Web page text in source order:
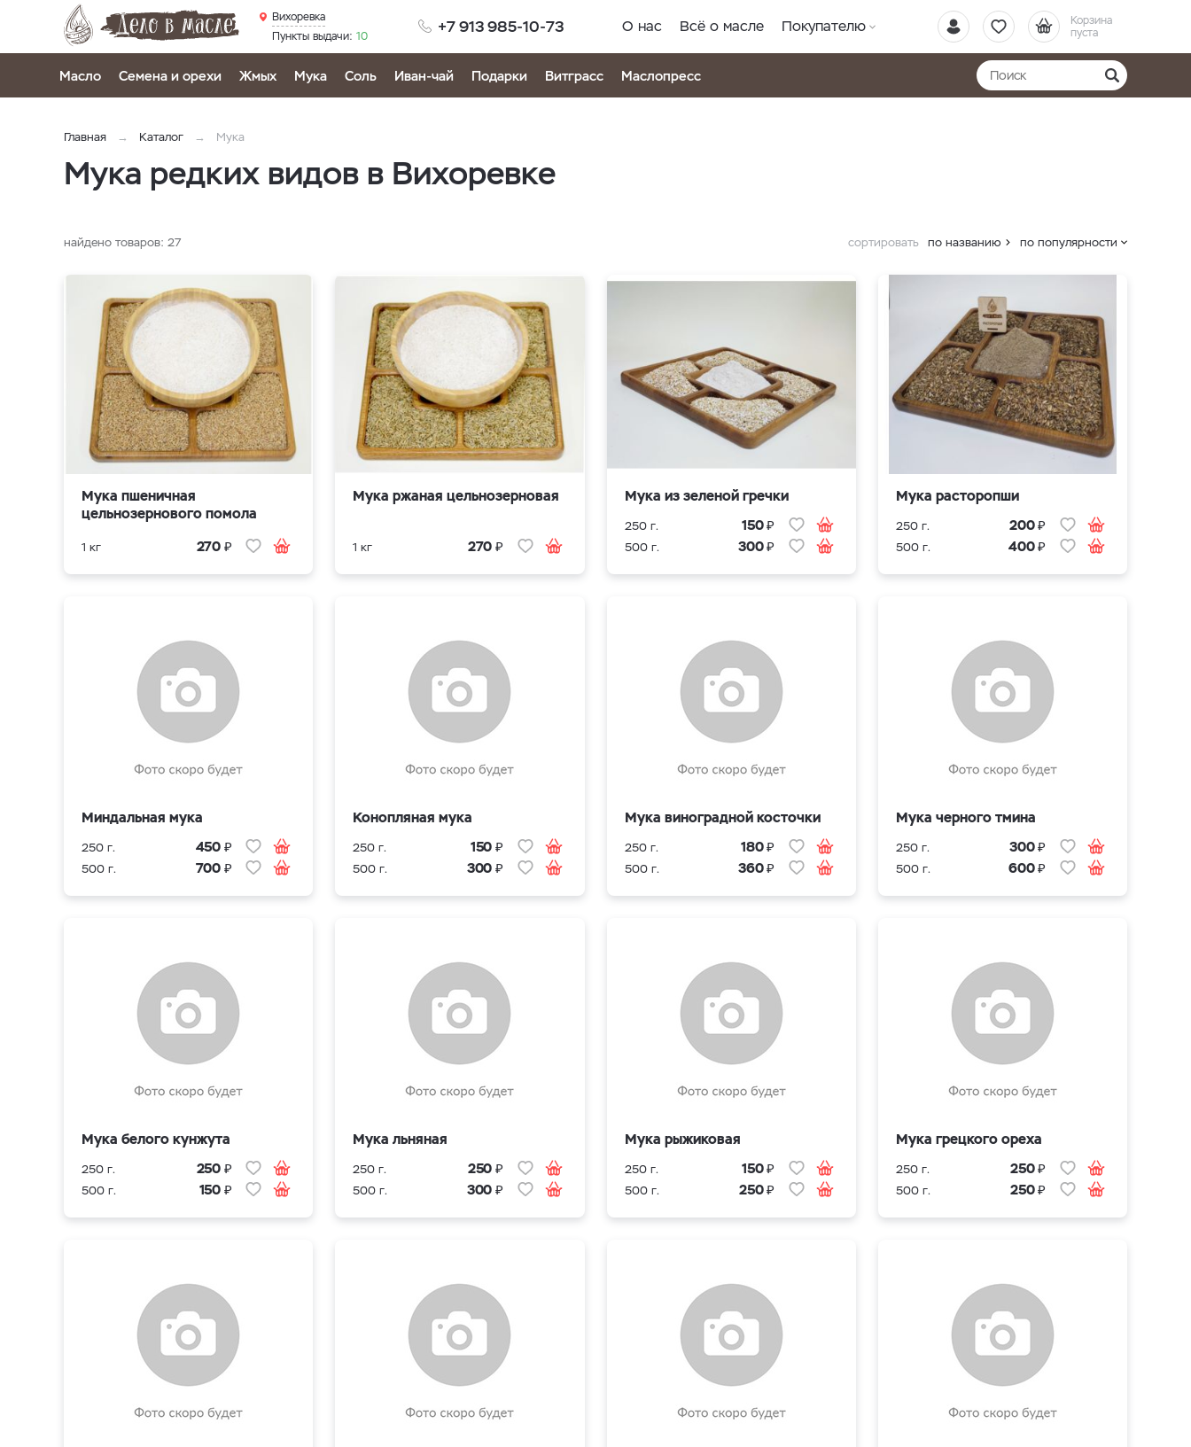
+7 913 985-10-73
Корзина
пуста
Вихоревка
Пункты выдачи: 10
О нас Всё о масле Покупателю
Масло Семена и орехи Жмых Мука Соль Иван-чай Подарки Витграсс Маслопресс
Главная Каталог Мука
Мука редких видов в Вихоревке
найдено товаров: 27 сортировать по названию по популярности
Мука пшеничная
цельнозернового помола
1 кг 270 ₽
Мука ржаная цельнозерновая
1 кг 270 ₽
Мука из зеленой гречки
250 г. 150₽
500 г. 300₽
Мука расторопши
250 г. 200₽
500 г. 400₽
Миндальная мука
250 г. 450 ₽
500 г. 700 ₽
Конопляная мука
250 г. 150 ₽
500 г. 300 ₽
Мука виноградной косточки
250 г. 180₽
500 г. 360₽
Мука черного тмина
250 г. 300₽
500 г. 600₽
Мука белого кунжута
250 г. 250 ₽
500 г. 150 ₽
Мука льняная
250 г. 250 ₽
500 г. 300 ₽
Мука рыжиковая
250 г. 150₽
500 г. 250₽
Мука грецкого ореха
250 г. 250₽
500 г. 250₽